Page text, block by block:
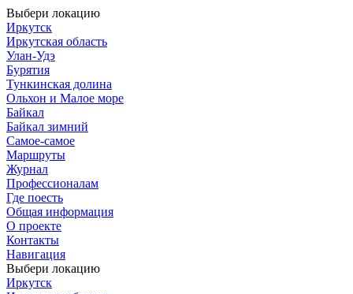
Выбери локацию
Иркутск
Иркутская область
Улан-Удэ
Бурятия
Тункинская долина
Ольхон и Малое море
Байкал
Байкал зимний
Самое-самое
Маршруты
Журнал
Профессионалам
Где поесть
Общая информация
О проекте
Контакты
Навигация
Выбери локацию
Иркутск